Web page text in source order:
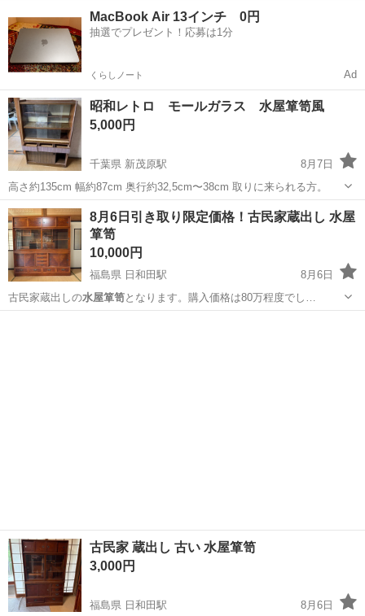
収納家具 水屋箪笥
MacBook Air 13インチ 0円
抽選でプレゼント！応募は1分
くらしノート Ad
昭和レトロ モールガラス 水屋箪笥風
5,000円
千葉県 新茂原駅
8月7日
高さ約135cm 幅約87cm 奥行約32,5cm〜38cm 取りに来られる方。
千葉 茂原市 新茂原駅 収納家具 水屋箪笥
8月6日引き取り限定価格！古民家蔵出し 水屋
箪笥
10,000円
福島県 日和田駅
8月6日
古民家蔵出しの水屋箪笥となります。購入価格は80万程度でし…
古民家 蔵出し 古い 水屋箪笥
3,000円
福島県 日和田駅
8月6日